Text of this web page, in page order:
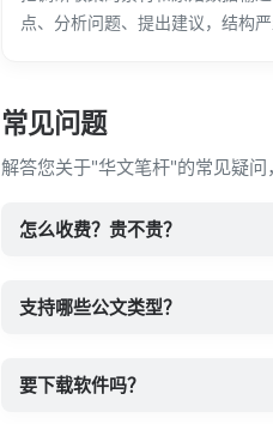
点、分析问题、提出建议，结构严
常见问题
解答您关于"华文笔杆"的常见疑
怎么收费？贵不贵？
支持哪些公文类型？
要下载软件吗？